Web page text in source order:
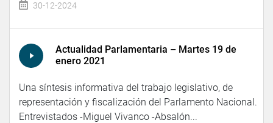
30-12-2024
Actualidad Parlamentaria – Martes 19 de
enero 2021
Una síntesis informativa del trabajo legislativo, de
representación y fiscalización del Parlamento Nacional.
Entrevistados -Miguel Vivanco -Absalón...